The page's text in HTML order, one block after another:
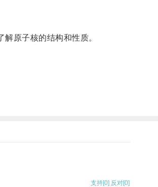
原子核的结构和性质。
支持[0] 反对[0]